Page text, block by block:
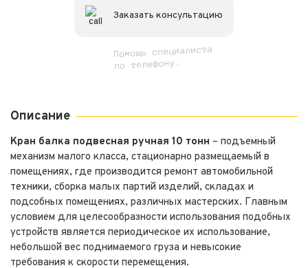
Заказать консультацию
Помощь специалиста
по телефону.
Описание
Кран балка подвесная ручная 10 тонн – подъемный
механизм малого класса, стационарно размещаемый в
помещениях, где производится ремонт автомобильной
техники, сборка малых партий изделий, складах и
подсобных помещениях, различных мастерских. Главным
условием для целесообразности использования подобных
устройств является периодическое их использование,
небольшой вес поднимаемого груза и невысокие
требования к скорости перемещения.